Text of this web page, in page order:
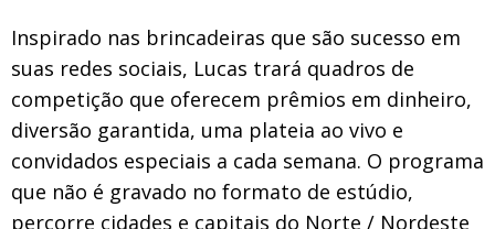
Inspirado nas brincadeiras que são sucesso em
suas redes sociais, Lucas trará quadros de
competição que oferecem prêmios em dinheiro,
diversão garantida, uma plateia ao vivo e
convidados especiais a cada semana. O programa
que não é gravado no formato de estúdio,
percorre cidades e capitais do Norte / Nordeste